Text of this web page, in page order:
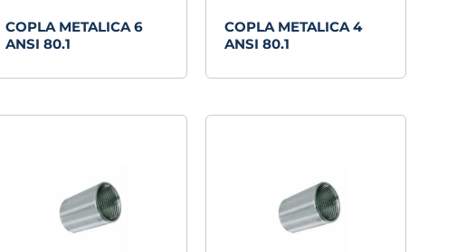
COPLA METALICA 6
ANSI 80.1
COPLA METALICA 4
ANSI 80.1